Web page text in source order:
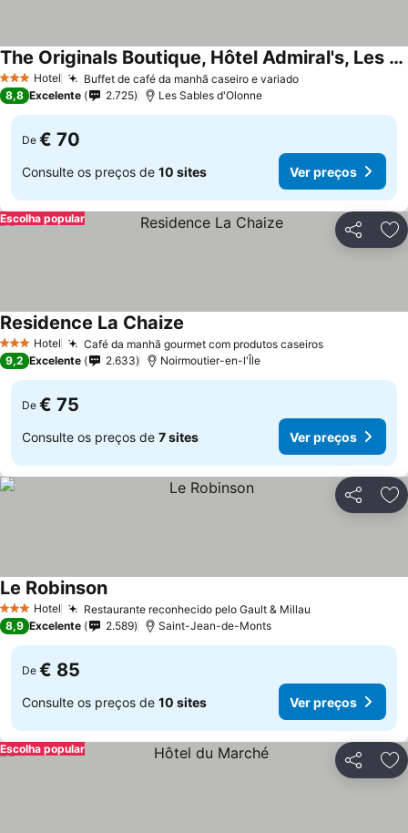
3 EstrelasHotel Buffet de café da manhã caseiro e variado
The Originals Boutique, Hôtel Admiral's, Les Sables-d'Olonne
8,8 Excelente 2.725 Les Sables d'Olonne
De € 70
Consulte os preços de 10 sites Ver preços
Partilhar
Escolha popular
3 EstrelasHotel Café da manhã gourmet com produtos caseiros
Residence La Chaize
9,2 Excelente 2.633 Noirmoutier-en-l'Île
De € 75
Consulte os preços de 7 sites Ver preços
Partilhar
3 EstrelasHotel Restaurante reconhecido pelo Gault & Millau
Le Robinson
8,9 Excelente 2.589 Saint-Jean-de-Monts
De € 85
Consulte os preços de 10 sites Ver preços
Partilhar
Escolha popular